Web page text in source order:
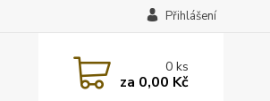
Přihlášení
0ks
za 0,00 Kč